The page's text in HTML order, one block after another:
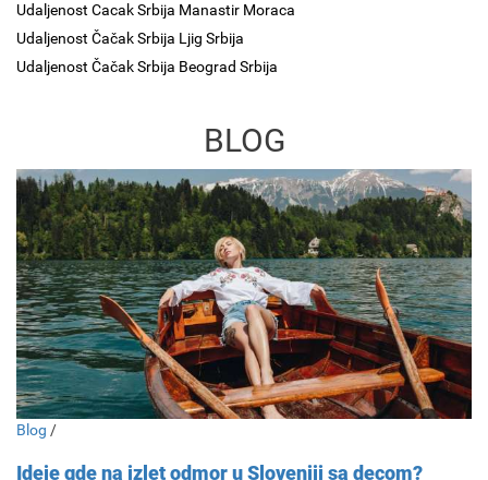
Udaljenost Cacak Srbija Manastir Moraca
Udaljenost Čačak Srbija Ljig Srbija
Udaljenost Čačak Srbija Beograd Srbija
BLOG
Blog /
Ideje gde na izlet odmor u Sloveniji sa decom?